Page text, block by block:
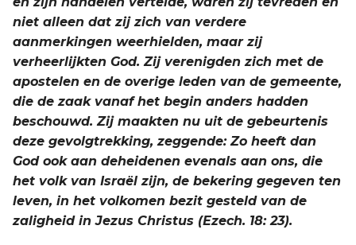
niet alleen dat zij zich van verdere
aanmerkingen weerhielden, maar zij
verheerlijkten God. Zij verenigden zich met de
apostelen en de overige leden van de gemeente,
die de zaak vanaf het begin anders hadden
beschouwd. Zij maakten nu uit de gebeurtenis
deze gevolgtrekking, zeggende: Zo heeft dan
God ook aan deheidenen evenals aan ons, die
het volk van Israël zijn, de bekering gegeven ten
leven, in het volkomen bezit gesteld van de
zaligheid in Jezus Christus (Ezech. 18: 23).